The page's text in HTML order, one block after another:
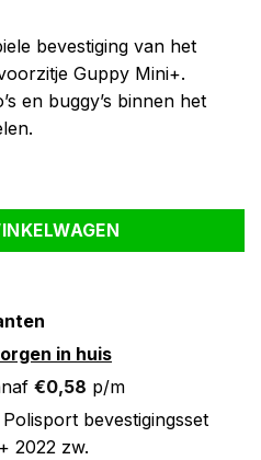
bevestiging van het
Guppy Mini+.
en buggy’s binnen het
Guppy Mini+ 2022 zw. aantal
in huis
€0,58 p/m
bevestigingsset
2022 zw.